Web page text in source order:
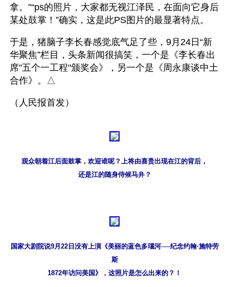
拿。”“ps的照片，大家都无视江泽民，在面向它身后
某处鼓掌！”确实，这是此PS图片的最显著特点。
于是，猪脑子李长春感觉底气足了些，9月24日“新
华聚焦”栏目，头条新闻很搞笑，一个是《李长春出
席"五个一工程"颁奖会》，另一个是《周永康谈中土
合作》。△
（人民报首发）
观众朝着江后面鼓掌，欢迎谁呢？上将由喜贵出现在江的背后，
还是江的随身侍候马弁？
国家大剧院说9月22日没有上演《美丽的蓝色多瑙河──纪念约翰·施特劳
斯
1872年访问美国》，这照片是怎么出来的？！